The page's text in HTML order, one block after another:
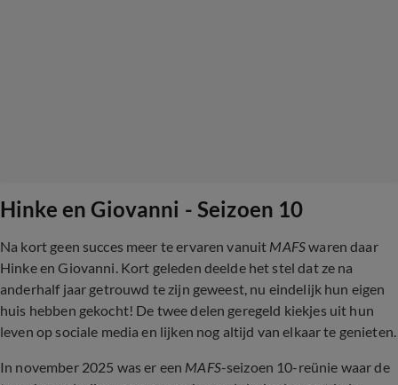
Hinke en Giovanni - Seizoen 10
Na kort geen succes meer te ervaren vanuit MAFSwaren daar
Hinke en Giovanni. Kort geleden deelde het stel dat ze na
anderhalf jaar getrouwd te zijn geweest, nu eindelijk hun eigen
huis hebben gekocht! De twee delen geregeld kiekjes uit hun
leven op sociale media en lijken nog altijd van elkaar te genieten.
In november 2025 was er een MAFS-seizoen 10-reünie waar de